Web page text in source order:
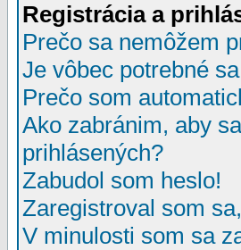
Registrácia a
Prečo sa nemôžem
Je vôbec potrebné
Prečo som
Ako zabránim, aby
prihlásených?
Zabudol som heslo!
Zaregistroval som
V minulosti som sa